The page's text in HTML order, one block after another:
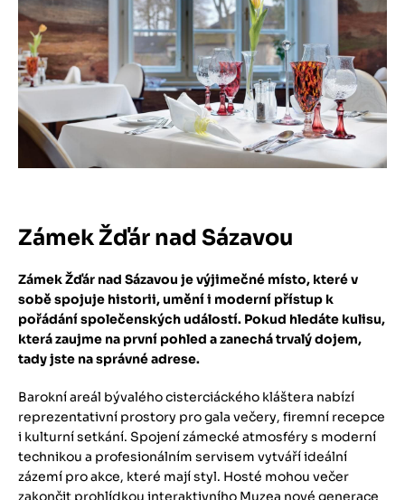
Zámek Žďár nad Sázavou
Zámek Žďár nad Sázavou je výjimečné místo, které v
sobě spojuje historii, umění i moderní přístup k
pořádání společenských událostí. Pokud hledáte kulisu,
která zaujme na první pohled a zanechá trvalý dojem,
tady jste na správné adrese.
​Barokní areál bývalého cisterciáckého kláštera nabízí
reprezentativní prostory pro gala večery, firemní recepce
i kulturní setkání. Spojení zámecké atmosféry s moderní
technikou a profesionálním servisem vytváří ideální
zázemí pro akce, které mají styl. Hosté mohou večer
zakončit prohlídkou interaktivního Muzea nové generace